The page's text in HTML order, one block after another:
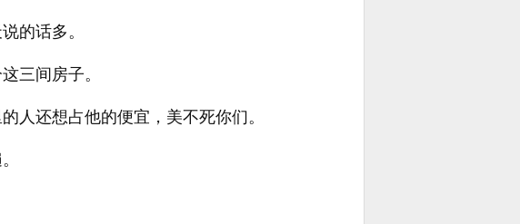
的话多。
三间房子。
人还想占他的便宜，美不死你们。